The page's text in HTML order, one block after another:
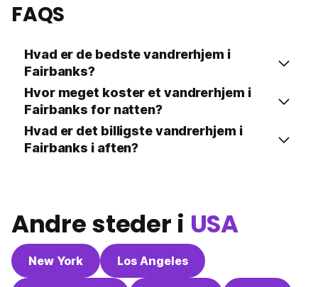
FAQS
Hvad er de bedste vandrerhjem i
Fairbanks?
Hvor meget koster et vandrerhjem i
Fairbanks for natten?
Hvad er det billigste vandrerhjem i
Fairbanks i aften?
Andre steder i USA
New York Los Angeles